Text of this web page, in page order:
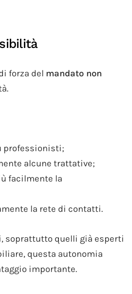
forza del mandato non
professionisti;
alcune trattative;
facilmente la
la rete di contatti.
soprattutto quelli già esperti
questa autonomia
importante.